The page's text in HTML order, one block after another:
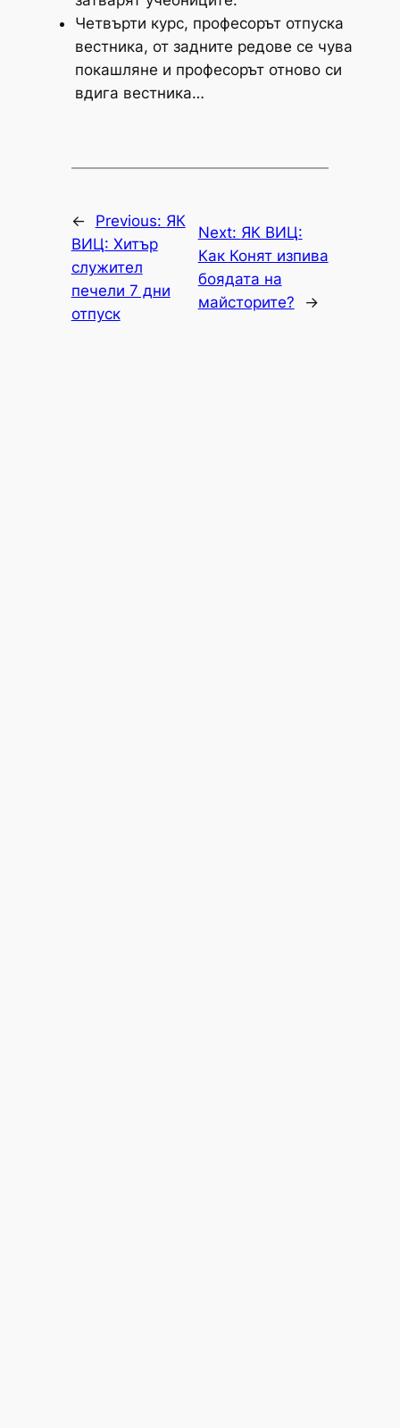
Четвърти курс, професорът отпуска
вестника, от задните редове се чува
покашляне и професорът отново си
вдига вестника…
← Previous: ЯК
ВИЦ: Хитър
служител
печели 7 дни
отпуск
Next: ЯК ВИЦ:
Как Конят изпива
боядата на
майсторите?
→